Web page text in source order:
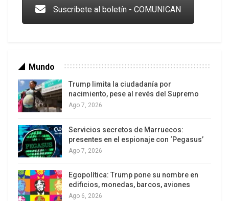
Los latinos le van dando la espalda a Trump
Suscribete al boletín - COMUNICAN
Mundo
Trump limita la ciudadanía por
nacimiento, pese al revés del Supremo
Ago 7, 2026
Servicios secretos de Marruecos:
presentes en el espionaje con ‘Pegasus’
Ago 7, 2026
Egopolítica: Trump pone su nombre en
edificios, monedas, barcos, aviones
Ago 6, 2026